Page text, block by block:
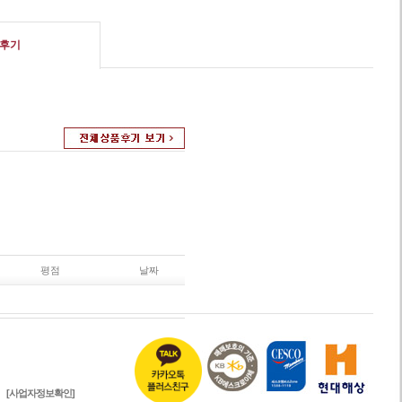
기
평점 날짜
[사업자정보확인]